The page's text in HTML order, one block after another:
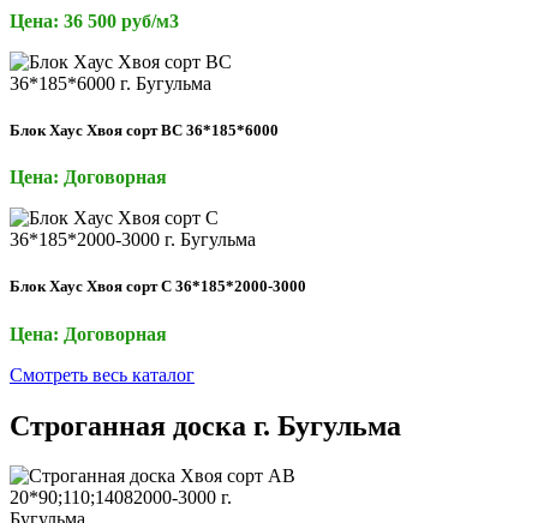
Цена: 36 500 руб/м3
Блок Хаус Хвоя сорт ВС 36*185*6000
Цена: Договорная
Блок Хаус Хвоя сорт С 36*185*2000-3000
Цена: Договорная
Смотреть весь каталог
Строганная доска г. Бугульма